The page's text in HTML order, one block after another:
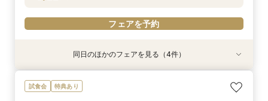
フェアを予約
【少人数での結婚式にオススメ！】じっくりご見
学×アットホームパーティー相談フェア
特典あり
ここしかない★【船上で楽しむウェディングパー
ティー】豪華フレンチ試食×サンセットクルージ
【★土日限定★】ゆったり船内見学＆ウェディン
グクルーズ相談会
【オンライン相談会】お手軽３Dウォークでご見
学♪運命の会場がここに・・★
同日のほかのフェアを見る（4件）
試食会 特典あり